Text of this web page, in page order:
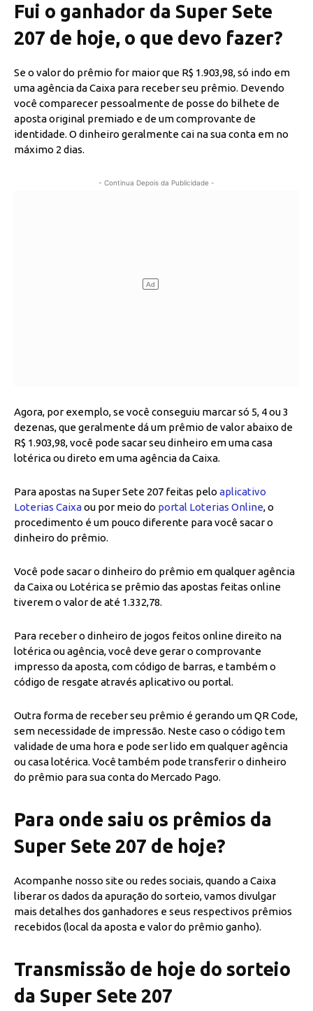
Fui o ganhador da Super Sete
207 de hoje, o que devo fazer?
Se o valor do prêmio for maior que R$ 1.903,98, só indo em
uma agência da Caixa para receber seu prêmio. Devendo
você comparecer pessoalmente de posse do bilhete de
aposta original premiado e de um comprovante de
identidade. O dinheiro geralmente cai na sua conta em no
máximo 2 dias.
- Continua Depois da Publicidade -
Agora, por exemplo, se você conseguiu marcar só 5, 4 ou 3
dezenas, que geralmente dá um prêmio de valor abaixo de
R$ 1.903,98, você pode sacar seu dinheiro em uma casa
lotérica ou direto em uma agência da Caixa.
Para apostas na Super Sete 207 feitas pelo aplicativo
Loterias Caixaou por meio do portal Loterias Online, o
procedimento é um pouco diferente para você sacar o
dinheiro do prêmio.
Você pode sacar o dinheiro do prêmio em qualquer agência
da Caixa ou Lotérica se prêmio das apostas feitas online
tiverem o valor de até 1.332,78.
Para receber o dinheiro de jogos feitos online direito na
lotérica ou agência, você deve gerar o comprovante
impresso da aposta, com código de barras, e também o
código de resgate através aplicativo ou portal.
Outra forma de receber seu prêmio é gerando um QR Code,
sem necessidade de impressão. Neste caso o código tem
validade de uma hora e pode ser lido em qualquer agência
ou casa lotérica. Você também pode transferir o dinheiro
do prêmio para sua conta do Mercado Pago.
Para onde saiu os prêmios da
Super Sete 207 de hoje?
Acompanhe nosso site ou redes sociais, quando a Caixa
liberar os dados da apuração do sorteio, vamos divulgar
mais detalhes dos ganhadores e seus respectivos prêmios
recebidos (local da aposta e valor do prêmio ganho).
Transmissão de hoje do sorteio
da Super Sete 207